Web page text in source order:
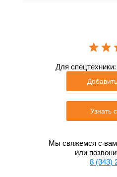
Для спецтехники:
Узнать
Мы свяжемся с
или
8 (343)